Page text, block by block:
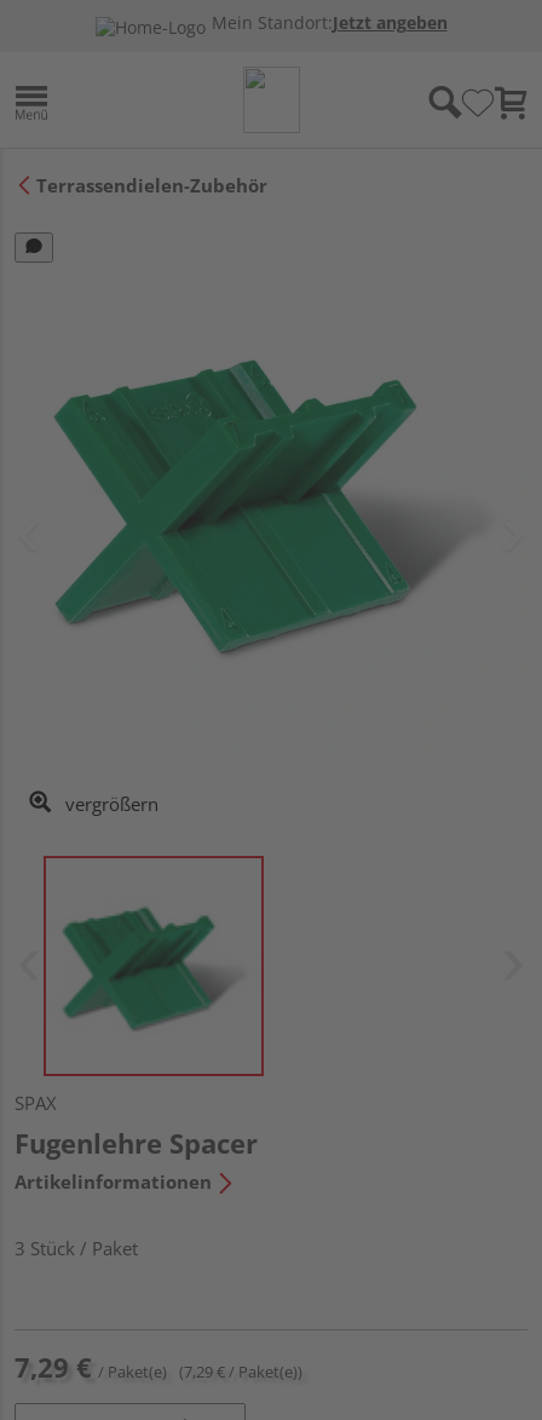
Mein Standort:Jetzt angeben
Terrassendielen-Zubehör
vergrößern
SPAX
Fugenlehre Spacer
Artikelinformationen
3 Stück / Paket
7,29 € / Paket(e) (7,29 € / Paket(e))